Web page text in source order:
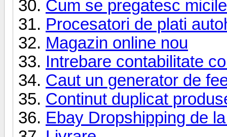
Cum se pregatesc
Procesatori de plati
Magazin online nou
Intrebare contabilitate
Caut un generator de
Continut duplicat
Ebay Dropshipping de